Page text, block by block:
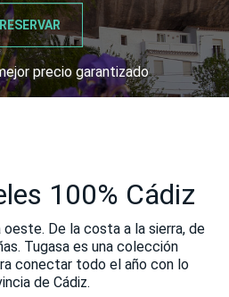
precio garantizado
100% Cádiz
De la costa a la sierra, de
Tugasa es una colección
conectar todo el año con lo
de Cádiz.